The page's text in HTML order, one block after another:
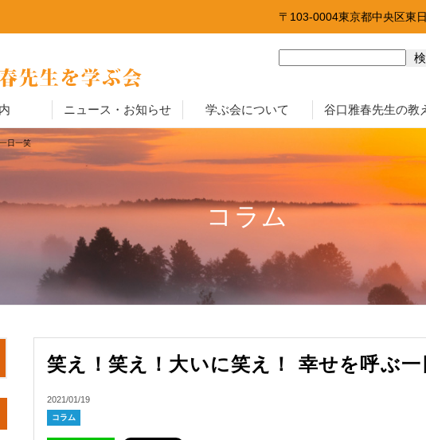
〒103-0004東京都中央区東
ニュース・お知らせ 学ぶ会について 谷口雅春先生の教
日一笑
コラム
笑え！笑え！大いに笑え！ 幸せを呼ぶ一
2021/01/19
コラム